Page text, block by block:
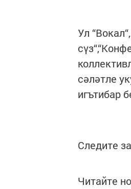
Ул
сәләтле
игътибар
Следите
Читайте